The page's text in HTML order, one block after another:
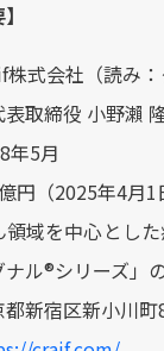
式会社（読み
取締役 小野瀨
年5月
円（2025年4月1
領域を中心とし
ナル®シリーズ」
新宿区新小川